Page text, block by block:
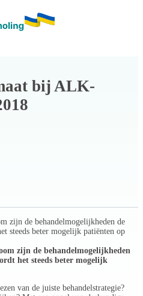
bij ALK-
zijn de behandelmogelijkheden de
steeds beter mogelijk patiënten op
zijn de behandelmogelijkheden
het steeds beter mogelijk
van de juiste behandelstrategie?